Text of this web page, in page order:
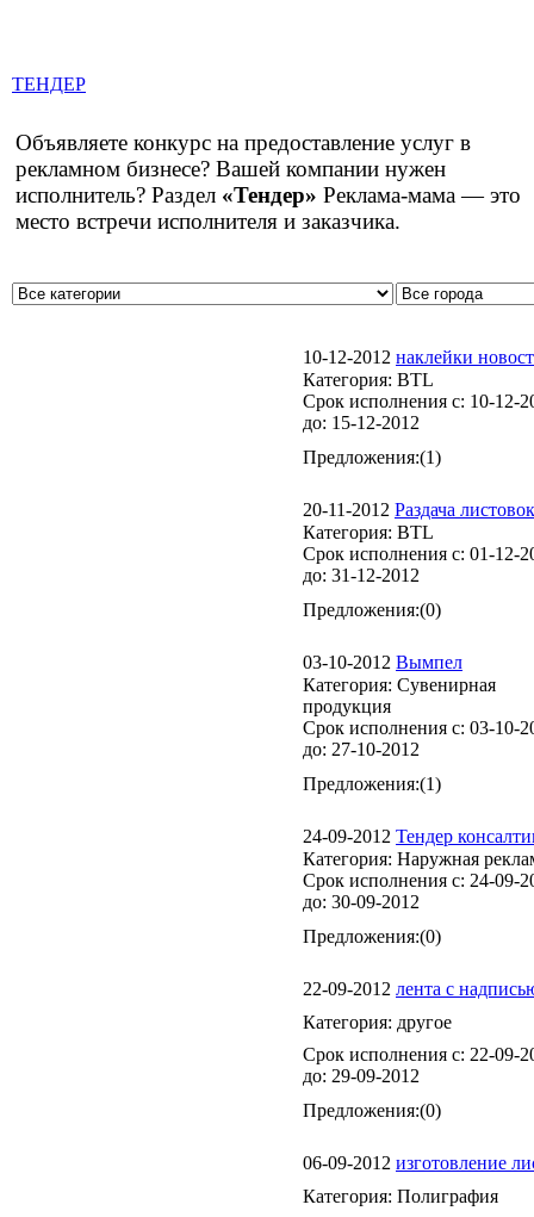
ТЕНДЕР
Объявляете конкурс на предоставление услуг в
рекламном бизнесе? Вашей компании нужен
исполнитель? Раздел «Тендер» Реклама-мама — это
место встречи исполнителя и заказчика.
10-12-2012 наклейки
Категория: BTL
Срок исполнения с: 10-12-
до: 15-12-2012
Предложения:(1)
20-11-2012 Раздача
Категория: BTL
Срок исполнения с: 01-12-
до: 31-12-2012
Предложения:(0)
03-10-2012 Вымпел
Категория: Сувенирная
продукция
Срок исполнения с: 03-10-
до: 27-10-2012
Предложения:(1)
24-09-2012 Тендер
Категория: Наружная
Срок исполнения с: 24-09-
до: 30-09-2012
Предложения:(0)
22-09-2012 лента с
Категория: другое
Срок исполнения с: 22-09-
до: 29-09-2012
Предложения:(0)
06-09-2012 изготовление
Категория: Полиграфия